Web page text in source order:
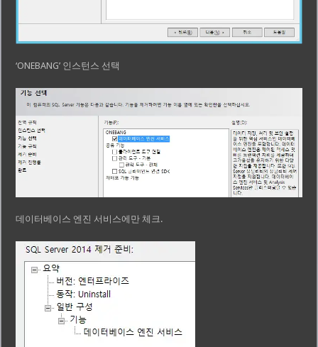
‘ONEBANG’ 인스턴스 선택
데이터베이스 엔진 서비스에만 체크.